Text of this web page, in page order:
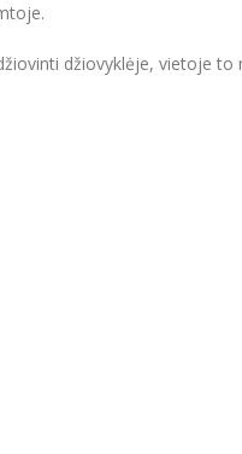
džiovyklėje, vietoje